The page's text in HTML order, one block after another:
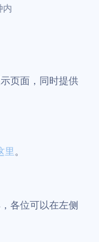
内
页面，同时提供
里。
各位可以在左侧